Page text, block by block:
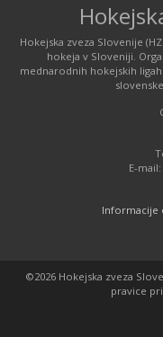
Hokejska zveza Slovenije
hokeja v Sloveniji.
mednarodnih hokejskih
E-mail:
Informacije
©2026 Hokejska zveza
pravice